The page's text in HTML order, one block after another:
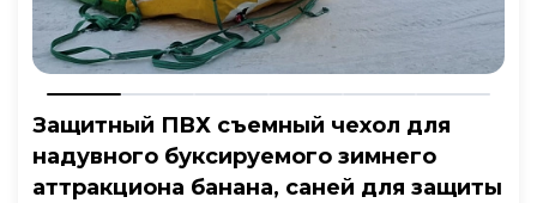
Защитный ПВХ съемный чехол для
надувного буксируемого зимнего
аттракциона банана, саней для защиты